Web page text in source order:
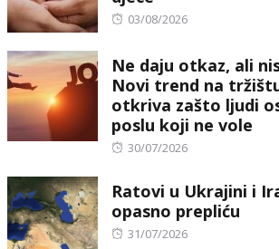
Posted
03/08/2026
Ne daju otkaz, ali
Novi trend na
otkriva zašto ljudi
poslu koji ne vole
Posted
30/07/2026
Ratovi u Ukrajini i
opasno prepliću
Posted
31/07/2026